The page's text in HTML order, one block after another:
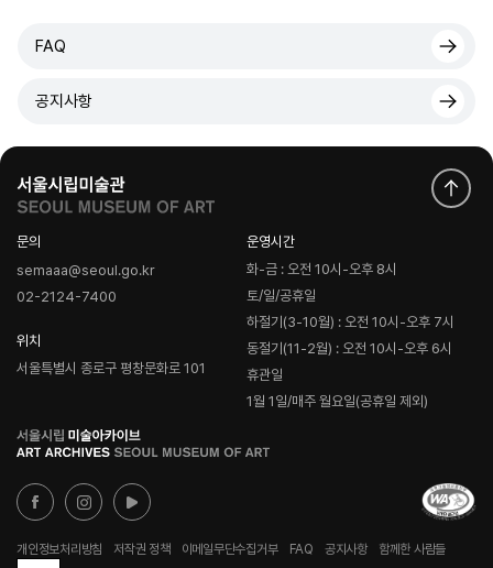
FAQ
공지사항
문의
semaaa@seoul.go.kr
02-2124-7400
위치
서울특별시 종로구 평창문화로 101
운영시간
화-금 : 오전 10시-오후 8시
토/일/공휴일
하절기(3-10월) : 오전 10시-오후 7시
동절기(11-2월) : 오전 10시-오후 6시
휴관일
1월 1일/매주 월요일(공휴일 제외)
로
고
개인정보처리방침 저작권 정책 이메일무단수집거부 FAQ 공지사항
함께한 사람들